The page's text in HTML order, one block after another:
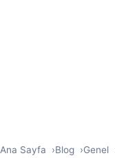
Ana Sayfa Blog
Genel